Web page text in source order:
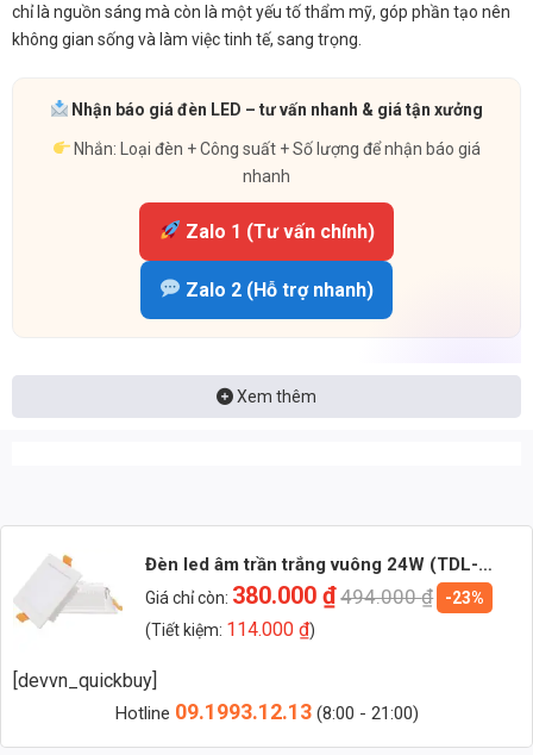
chỉ là nguồn sáng mà còn là một yếu tố thẩm mỹ, góp phần tạo nên
không gian sống và làm việc tinh tế, sang trọng.
Nhận báo giá đèn LED – tư vấn nhanh & giá tận xưởng
Nhắn: Loại đèn + Công suất + Số lượng để nhận báo giá
nhanh
Zalo 1 (Tư vấn chính)
Zalo 2 (Hỗ trợ nhanh)
Xem thêm
Đèn led âm trần trắng vuông 24W (TDL-
ATV24) Thành Đạt Led
Giá chỉ còn: 380.000₫494.000₫
-23%
(Tiết kiệm: 114.000₫)
[devvn_quickbuy]
Hotline 09.1993.12.13 (8:00 - 21:00)